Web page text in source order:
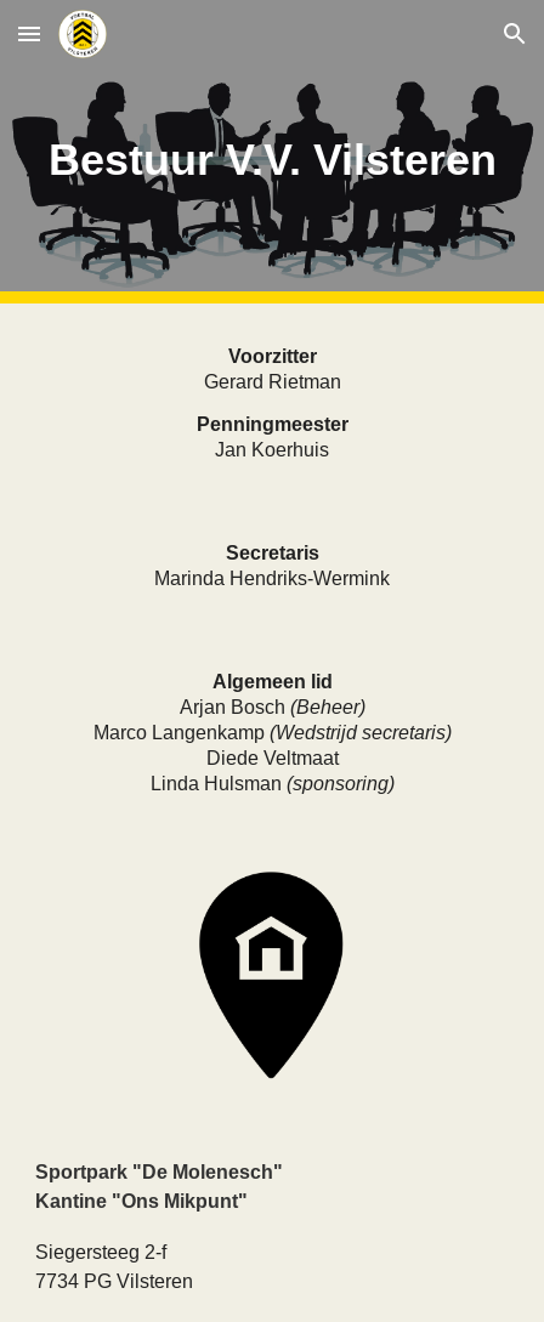
Skip to main content Skip to navigation
Bestuur V.V. Vilsteren
Voorzitter
Gerard Rietman
Penningmeester
Jan Koerhuis
Secretaris
Marinda Hendriks-Wermink
Algemeen lid
Arjan Bosch (Beheer)
Marco Langenkamp(Wedstrijd secretaris)
Diede Veltmaat
Linda Hulsman (sponsoring)
Sportpark "De Molenesch"
Kantine "Ons Mikpunt"
Siegersteeg 2-f
7734 PG Vilsteren